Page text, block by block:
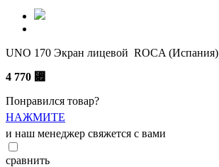
UNO 170 Экран лицевой ROCA (Испания)
4 770 ⃏
Понравился товар?
НАЖМИТЕ
и наш менеджер свяжется с вами
сравнить